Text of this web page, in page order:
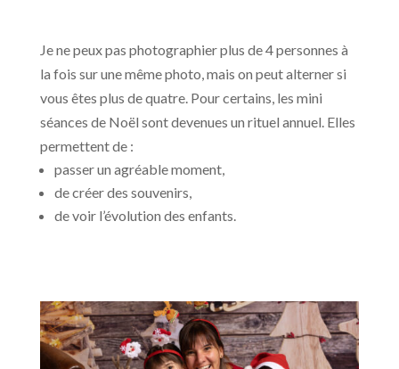
Je ne peux pas photographier plus de 4 personnes à
la fois sur une même photo, mais on peut alterner si
vous êtes plus de quatre. Pour certains, les mini
séances de Noël sont devenues un rituel annuel. Elles
permettent de :
passer un agréable moment,
de créer des souvenirs,
de voir l’évolution des enfants.